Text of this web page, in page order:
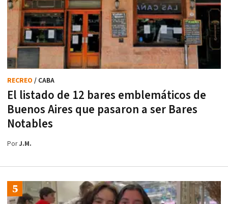
El listado de 12 bares emblemáticos de
Buenos Aires que pasaron a ser Bares
Notables
RECREO / CABA
PorJ.M.